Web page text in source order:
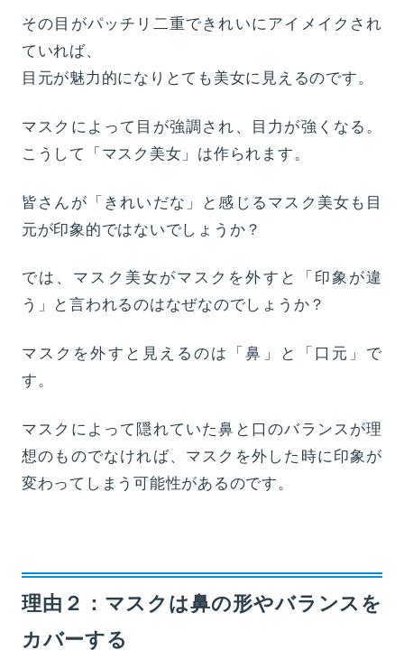
その目がパッチリ二重できれいにアイメイクされ
ていれば、
目元が魅力的になりとても美女に見えるのです。
マスクによって目が強調され、目力が強くなる。
こうして「マスク美女」は作られます。
皆さんが「きれいだな」と感じるマスク美女も目
元が印象的ではないでしょうか？
では、マスク美女がマスクを外すと「印象が違
う」と言われるのはなぜなのでしょうか？
マスクを外すと見えるのは「鼻」と「口元」で
す。
マスクによって隠れていた鼻と口のバランスが理
想のものでなければ、マスクを外した時に印象が
変わってしまう可能性があるのです。
理由２：マスクは鼻の形やバランスを
カバーする